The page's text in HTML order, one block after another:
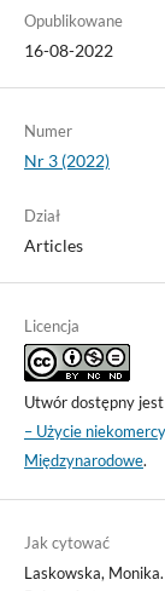
Opublikowane
16-08-2022
Numer
Nr 3 (2022)
Dział
Articles
Licencja
Utwór dostępny
– Użycie
Międzynarodowe.
Jak cytować
Laskowska,